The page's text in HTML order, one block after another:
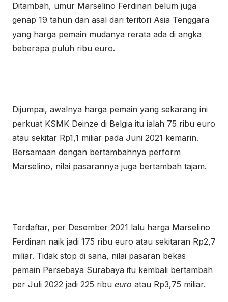
Ditambah, umur Marselino Ferdinan belum juga
genap 19 tahun dan asal dari teritori Asia Tenggara
yang harga pemain mudanya rerata ada di angka
beberapa puluh ribu euro.
Dijumpai, awalnya harga pemain yang sekarang ini
perkuat KSMK Deinze di Belgia itu ialah 75 ribu euro
atau sekitar Rp1,1 miliar pada Juni 2021 kemarin.
Bersamaan dengan bertambahnya perform
Marselino, nilai pasarannya juga bertambah tajam.
Terdaftar, per Desember 2021 lalu harga Marselino
Ferdinan naik jadi 175 ribu euro atau sekitaran Rp2,7
miliar. Tidak stop di sana, nilai pasaran bekas
pemain Persebaya Surabaya itu kembali bertambah
per Juli 2022 jadi 225 ribu euro atau Rp3,75 miliar.